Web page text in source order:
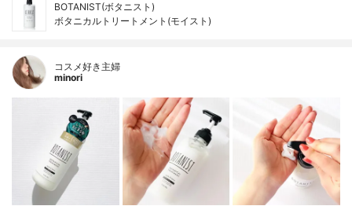
BOTANIST(ボタニスト)
ボタニカルトリートメント(モイスト)
コスメ好き主婦
minori